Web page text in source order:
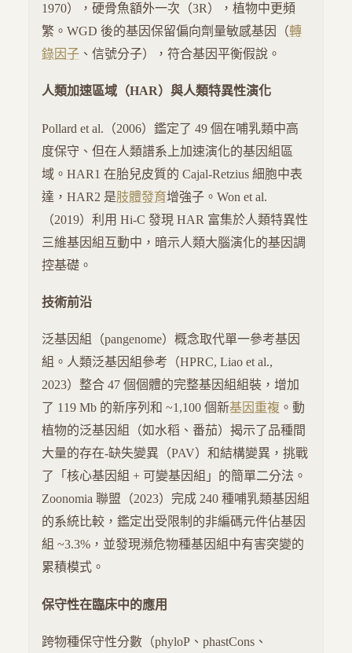
1970），硬骨魚額外一次（3R），植物中更頻
繁。WGD 後的基因保留偏向劑量敏感基因（轉
錄因子 、信號分子），符合基因平衡假說。
人類加速區域（HAR）與人類特異性演化
Pollard et al.（2006）鑑定了 49 個在哺乳類中高
度保守、但在人類譜系上加速演化的基因組區
域。HAR1 在胎兒皮質的 Cajal-Retzius 細胞中表
達，HAR2 是肢體發育增強子。Won et al.
（2019）利用 Hi-C 發現 HAR 富集於人類特異性
三維基因組互動中，暗示人類大腦演化的基因調
控基礎。
技術前沿
泛基因組（pangenome）概念取代單一參考基因
組。人類泛基因組參考（HPRC, Liao et al.,
2023）整合 47 個個體的完整基因組組裝，增加
了 119 Mb 的新序列和 ~1,100 個新基因重複 。動
植物的泛基因組（如水稻、番茄）揭示了品種間
大量的存在-缺失變異（PAV）和結構變異，挑戰
了「核心基因組 + 可變基因組」的簡單二分法。
Zoonomia 聯盟（2023）完成 240 種哺乳類基因組
的系統比較，鑑定出受限制的非編碼元件佔基因
組 ~3.3%，並發現瀕危物種基因組中有害突變的
累積模式。
保守性在臨床中的應用
跨物種保守性分數（phyloP、phastCons、